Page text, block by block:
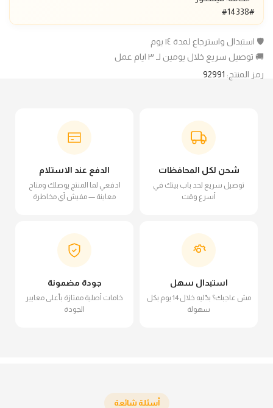
#14338#
🛡️ استبدال واسترجاع لمدة ١٤ يوم
🚚 توصيل سريع خلال يومين لـ ٣ ايام عمل
رمز المنتج: 92991
شحن لكل المحافظات
توصيل سريع لحد باب بيتك في
أسرع وقت
الدفع عند الاستلام
ادفعي لما المنتج يوصلك ومتاح
معاينة — مفيش أي مخاطرة
استبدال سهل
مش عاجبك؟ بدّليه خلال 14 يوم بكل
سهولة
جودة مضمونة
خامات أصلية ممتازة بأعلى معايير
الجودة
أسئلة شائعة